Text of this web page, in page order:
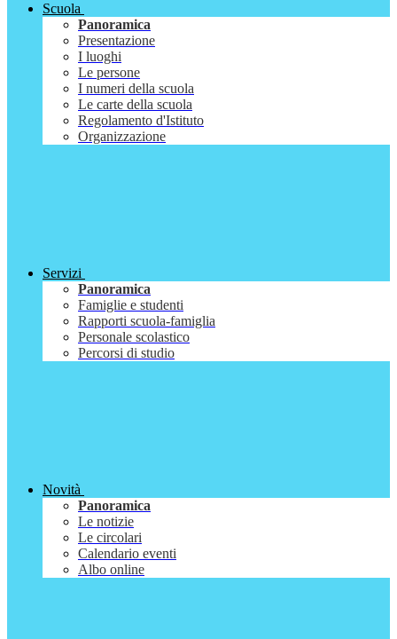
Scuola
Panoramica
Presentazione
I luoghi
Le persone
I numeri della scuola
Le carte della scuola
Regolamento d'Istituto
Organizzazione
Servizi
Panoramica
Famiglie e studenti
Rapporti scuola-famiglia
Personale scolastico
Percorsi di studio
Novità
Panoramica
Le notizie
Le circolari
Calendario eventi
Albo online